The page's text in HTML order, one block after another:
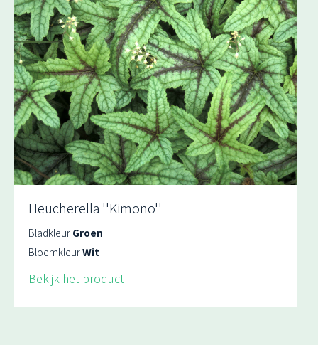
Heucherella ''Kimono''
Bladkleur Groen
BloemkleurWit
Bekijk het product